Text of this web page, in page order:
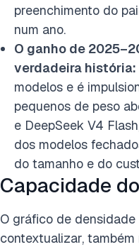
preenchimento do
num ano.
O ganho de
verdadeira história:
modelos e é
pequenos de peso
e DeepSeek V4
dos modelos
do tamanho e do
Capacidade
O gráfico de
contextualizar,